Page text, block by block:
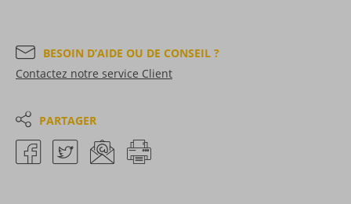
BESOIN D’AIDE OU DE CONSEIL ?
Contactez notre service Client
PARTAGER